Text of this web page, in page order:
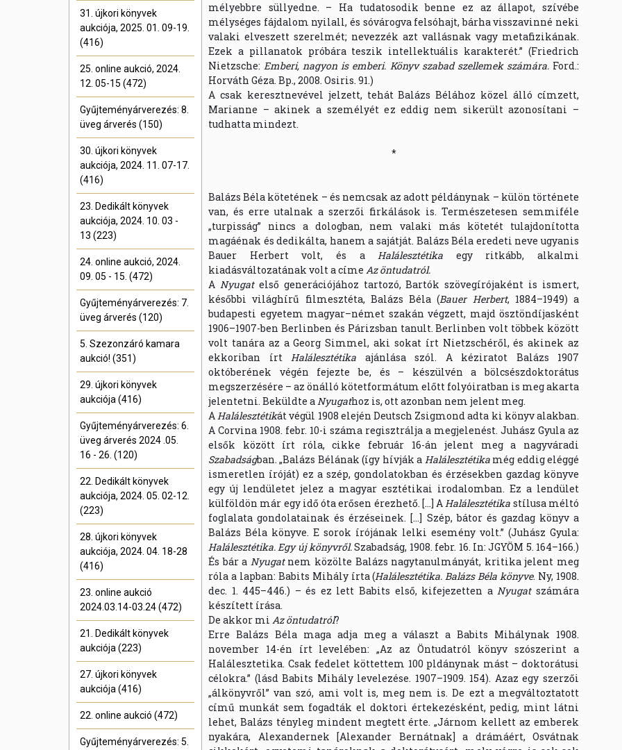
31. újkori könyvek
aukciója, 2025. 01. 09-19.
(416)
25. online aukció, 2024.
12. 05-15 (472)
Gyűjteményárverezés: 8.
üveg árverés (150)
30. újkori könyvek
aukciója, 2024. 11. 07-17.
(416)
23. Dedikált könyvek
aukciója, 2024. 10. 03 -
13 (223)
24. online aukció, 2024.
09. 05 - 15. (472)
Gyűjteményárverezés: 7.
üveg árverés (120)
5. Szezonzáró kamara
aukció! (351)
29. újkori könyvek
aukciója (416)
Gyűjteményárverezés: 6.
üveg árverés 2024 .05.
16 - 26. (120)
22. Dedikált könyvek
aukciója, 2024. 05. 02-12.
(223)
28. újkori könyvek
aukciója, 2024. 04. 18-28
(416)
23. online aukció
2024.03.14-03.24 (472)
21. Dedikált könyvek
aukciója (223)
27. újkori könyvek
aukciója (416)
22. online aukció (472)
Gyűjteményárverezés: 5.
mélyebbre süllyedne. – Ha tudatosodik benne ez az állapot, szívébe
mélységes fájdalom nyilall, és sóvárogva felsóhajt, bárha visszavinné neki
valaki elveszett szerelmét; nevezzék azt vallásnak vagy metafizikának.
Ezek a pillanatok próbára teszik intellektuális karakterét.” (Friedrich
Nietzsche: Emberi, nagyon is emberi. Könyv szabad szellemek számára.Ford.:
Horváth Géza. Bp., 2008. Osiris. 91.)
A csak keresztnevével jelzett, tehát Balázs Bélához közel álló címzett,
Marianne – akinek a személyét ez eddig nem sikerült azonosítani –
tudhatta mindezt.
*
Balázs Béla kötetének – és nemcsak az adott példánynak – külön története
van, és erre utalnak a szerzői firkálások is. Természetesen semmiféle
„turpisság” nincs a dologban, nem valaki más kötetét tulajdonította
magáénak és dedikálta, hanem a sajátját. Balázs Béla eredeti neve ugyanis
Bauer Herbert volt, és aHalálesztétika egy ritkább, alkalmi
kiadásváltozatának volt a címe Az öntudatról.
A Nyugat első generációjához tartozó, Bartók szövegírójaként is ismert,
későbbi világhírű filmesztéta, Balázs Béla (Bauer Herbert, 1884–1949) a
budapesti egyetem magyar–német szakán végzett, majd ösztöndíjasként
1906–1907-ben Berlinben és Párizsban tanult. Berlinben volt többek között
volt tanára az a Georg Simmel, aki sokat írt Nietzschéről, és akinek az
ekkoriban írt Halálesztétika ajánlása szól. A kéziratot Balázs 1907
októberének végén fejezte be, és – készülvén a bölcsészdoktorátus
megszerzésére – az önálló kötetformátum előtt folyóiratban is meg akarta
jelentetni. Beküldte aNyugathoz is, ott azonban nem jelent meg.
AHalálesztétikát végül 1908 elején Deutsch Zsigmond adta ki könyv alakban.
A Corvina 1908. febr. 10-i száma regisztrálja a megjelenést. Juhász Gyula az
elsők között írt róla, cikke február 16-án jelent meg a nagyváradi
Szabadságban. „Balázs Bélának (így hívják a Halálesztétikamég eddig eléggé
ismeretlen íróját) ez a szép, gondolatokban és érzésekben gazdag könyve
egy új lendületet jelez a magyar esztétikai irodalomban. Ez a lendület
külföldön már egy idő óta erősen érezhető. […] AHalálesztétika stílusa méltó
foglalata gondolatainak és érzéseinek. […] Szép, bátor és gazdag könyv a
Balázs Béla könyve. E sorok írójának lelki esemény volt.” (Juhász Gyula:
Halálesztétika. Egy új könyvről.Szabadság, 1908. febr. 16. In: JGYÖM 5. 164–166.)
És bár a Nyugatnem közölte Balázs nagytanulmányát, kritika jelent meg
róla a lapban: Babits Mihály írta (Halálesztétika. Balázs Béla könyve. Ny, 1908.
dec. 1. 445–446.) – és ez lett Babits első, kifejezetten aNyugatszámára
készített írása.
De akkor mi Az öntudatról?
Erre Balázs Béla maga adja meg a választ a Babits Mihálynak 1908.
november 14-én írt levelében: „Az az Öntudatról könyv szószerint a
Halálesztetika. Csak fedelet köttettem 100 pldánynak mást – doktorátusi
célokra.” (lásd Babits Mihály levelezése. 1907–1909. 154). Azaz egy szerzői
„álkönyvről” van szó, ami volt is, meg nem is. De ezt a megváltoztatott
című munkát sem fogadták el doktori értekezésként, pedig, mint látni
lehet, Balázs tényleg mindent megtett érte. „Járnom kellett az emberek
nyakára, Alexandernek [Alexander Bernátnak] a drámáért, Osvátnak